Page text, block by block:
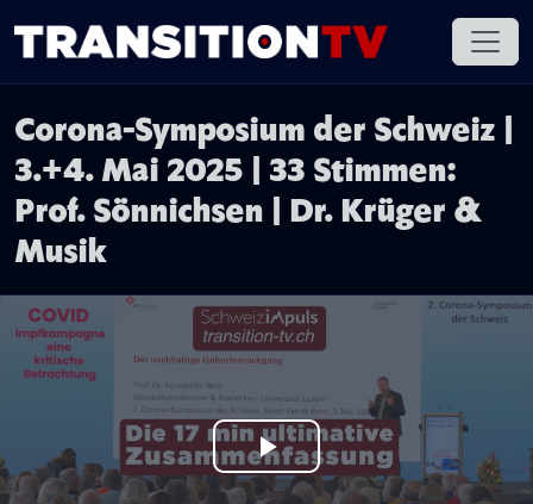
Corona-Symposium der Schweiz |
3.+4. Mai 2025 | 33 Stimmen:
Prof. Sönnichsen | Dr. Krüger &
Musik